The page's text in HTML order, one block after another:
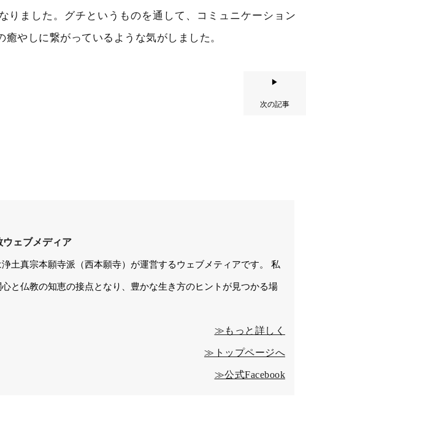
りました。グチというものを通して、コミュニケーション
癒やしに繋がっているような気がしました。
▶
次の記事
ウェブメディア
浄土真宗本願寺派（西本願寺）が運営するウェブメティアです。 私
と仏教の知恵の接点となり、豊かな生き方のヒントが見つかる場
≫もっと詳しく
≫トップページへ
≫公式Facebook